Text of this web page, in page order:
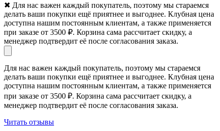
✖ Для нас важен каждый покупатель, поэтому мы стараемся
делать ваши покупки ещё приятнее и выгоднее. Клубная цена
доступна нашим постоянным клиентам, а также применяется
при заказе от 3500 ₽. Корзина сама рассчитает скидку, а
менеджер подтвердит её после согласования заказа.
Для нас важен каждый покупатель, поэтому мы стараемся
делать ваши покупки ещё приятнее и выгоднее. Клубная цена
доступна нашим постоянным клиентам, а также применяется
при заказе от 3500 ₽. Корзина сама рассчитает скидку, а
менеджер подтвердит её после согласования заказа.
Читать отзывы